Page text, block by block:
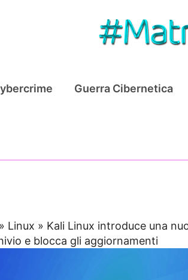
Guerra Cibernetica
» Linux » Kali Linux introduce una
e blocca gli aggiornamenti